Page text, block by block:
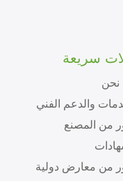
سريعة
نحن
والدعم الفني
من المصنع
من معارض دولية